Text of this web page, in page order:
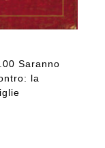
Saranno
la